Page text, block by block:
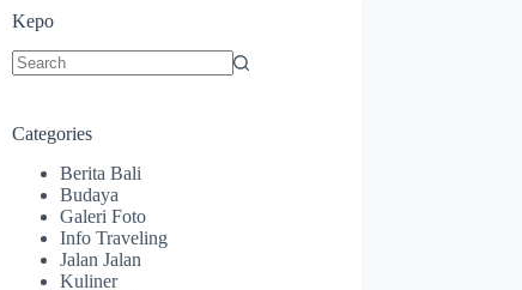
Kepo
Categories
Berita Bali
Budaya
Galeri Foto
Info Traveling
Jalan Jalan
Kuliner